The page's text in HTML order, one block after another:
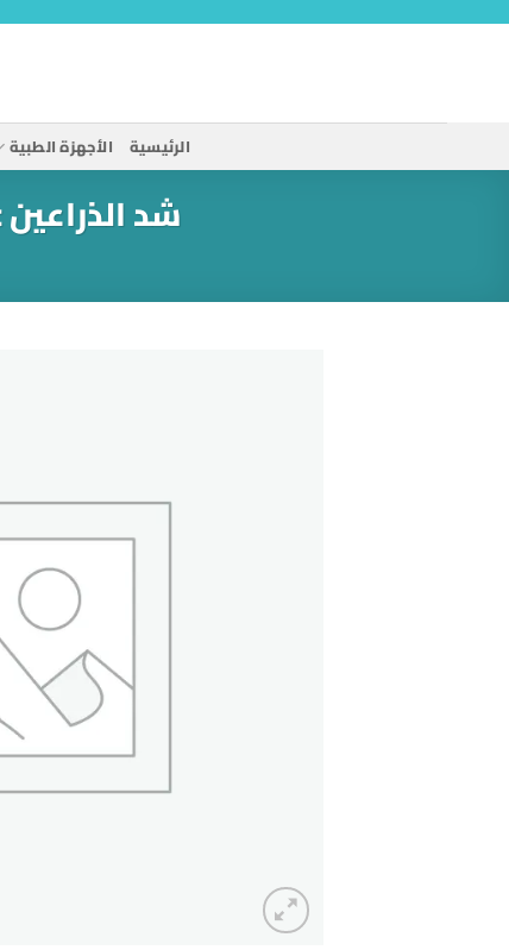
الرئيسية الأجهزة الطبية
شد الذراعين AP Variant – دعم متكامل لتعافي الذراعين بعد الجراحة